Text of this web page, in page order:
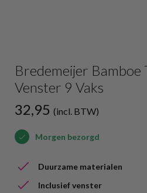
Bredemeijer Bamboe
Venster 9 Vaks
32,95 (incl. BTW)
Morgen bezorgd
Duurzame materialen
Inclusief venster